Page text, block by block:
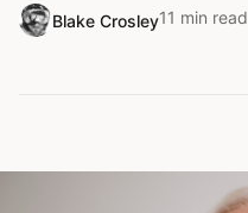
Blake Crosley11 min read